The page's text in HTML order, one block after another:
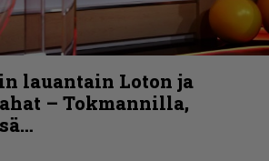
lauantain Loton ja
– Tokmannilla,